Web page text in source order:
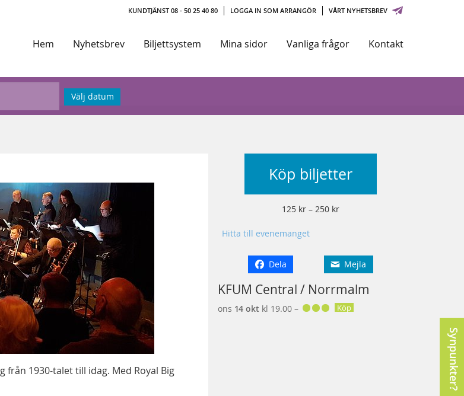
KUNDTJÄNST 08 - 50 25 40 80 LOGGA IN SOM ARRANGÖR VÅRT NYHETSBREV
Hem Nyhetsbrev Biljettsystem Mina sidor Vanliga frågor Kontakt
Välj datum
Köp biljetter
125 kr – 250 kr
Hitta till evenemanget
Dela Mejla
KFUM Central / Norrmalm
ons 14 okt kl 19.00 – Köp
från 1930-talet till idag. Med Royal Big
Synpunkter?